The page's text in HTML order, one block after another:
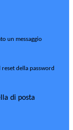
un messaggio
della password
di posta